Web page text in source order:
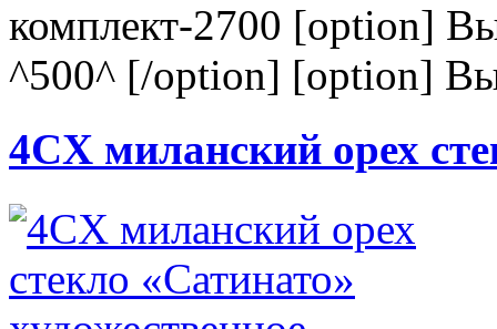
комплект-2700 [option]
^500^ [/option] [option]
4CХ миланский орех